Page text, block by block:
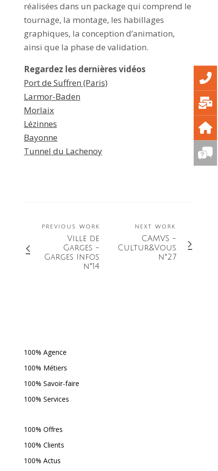
réalisées dans un package qui comprend le
tournage, la montage, les habillages
graphiques, la conception d’animation,
ainsi que la phase de validation.
Regardez les dernières vidéos
Port de Suffren (Paris)
Larmor-Baden
Morlaix
Lézinnes
Bayonne
Tunnel du Lachenoy
PREVIOUS WORK
Ville de
Garges -
Garges Infos
n°14
NEXT WORK
CAMVS -
Cultur&Vous
n°27
100% Agence
100% Métiers
100% Savoir-faire
100% Services
100% Offres
100% Clients
100% Actus